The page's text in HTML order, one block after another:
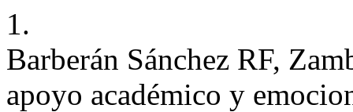
1.
Barberán Sánchez RF,
apoyo académico y